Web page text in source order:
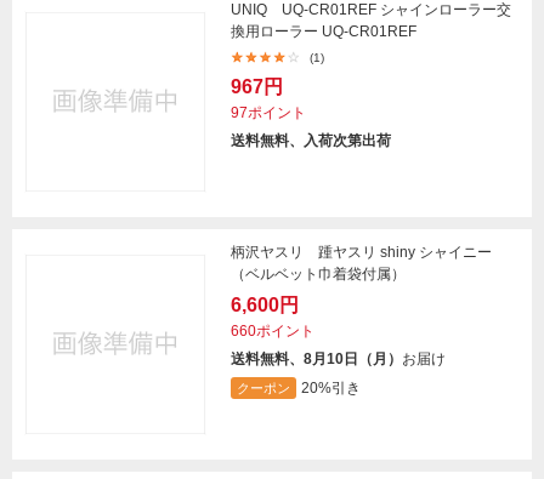
UNIQ UQ-CR01REF シャインローラー交
換用ローラー UQ-CR01REF
(1)
967円
97ポイント
送料無料、入荷次第出荷
柄沢ヤスリ 踵ヤスリ shiny シャイニー
（ベルベット巾着袋付属）
6,600円
660ポイント
送料無料、8月10日（月） お届け
クーポン 20%引き